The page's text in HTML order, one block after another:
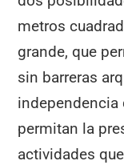
metros
grande, que
sin barreras
independencia
permitan la
actividades